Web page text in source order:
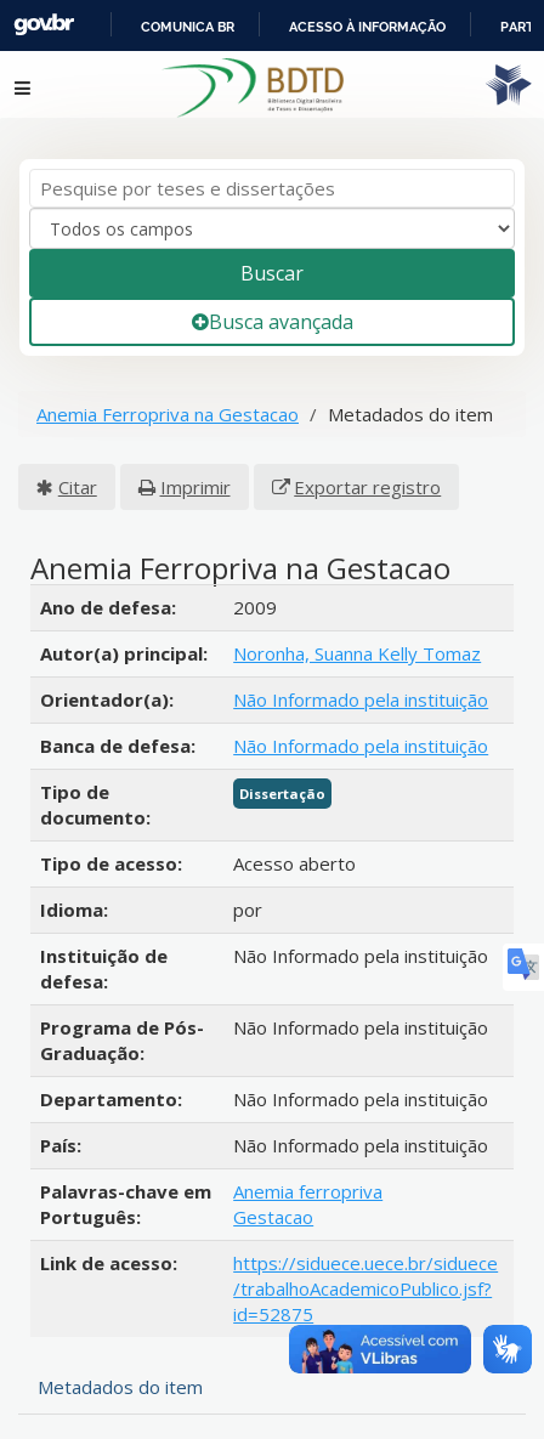
IR
PARA
COMUNICA BR ACESSO À INFORMAÇÃO
Pular para o conteúdo
Buscar
Busca avançada
Anemia Ferropriva na Gestacao Metadados do item
Citar Imprimir Exportar registro
Anemia Ferropriva na Gestacao
Detalhes bibliográficos
Ano de defesa:
2009
Autor(a) principal:
Noronha, Suanna Kelly Tomaz
Orientador(a):
Não Informado pela instituição
Banca de defesa:
Não Informado pela instituição
Tipo de
documento:
Dissertação
Tipo de acesso:
Acesso aberto
Idioma:
por
Instituição de
defesa:
Não Informado pela instituição
Programa de Pós-
Graduação:
Não Informado pela instituição
Departamento:
Não Informado pela instituição
País:
Não Informado pela instituição
Palavras-chave em
Português:
Anemia ferropriva
Gestacao
Link de acesso:
https://siduece.uece.br/siduece
/trabalhoAcademicoPublico.jsf?
id=52875
Metadados do item